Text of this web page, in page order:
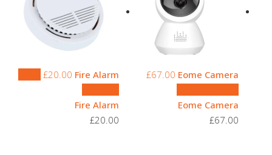
Eome Camera
£67.00
Eome Camera
£67.00
Fire Alarm
£20.00
Fire Alarm
£20.00